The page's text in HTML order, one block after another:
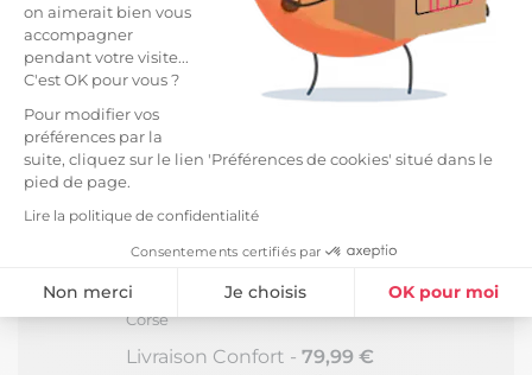
on aimerait bien vous
accompagner
pendant votre visite...
C'est OK pour vous ?
Pour modifier vos
préférences par la
suite, cliquez sur le lien 'Préférences de cookies' situé dans le
pied de page.
Lire la politique de confidentialité
Consentements certifiés par
Non merci Je choisis OK pour moi
Plateforme de Gestion du Consentement : Personnalisez vos
Conçu en panneaux de particules haute densité.
Revêtement mélaminé imitation marbre de
première qualité.
Dimensions fermée : 137 x 90 x H79cm.
Dimensions avec allonges : 185 x 90 x H79cm.
LIVRAISON ET RETOURS
Livraison Standard -19,99 €
Livraison en journée au pied du camion - Hors
Corse
Livraison Confort - 79,99 €